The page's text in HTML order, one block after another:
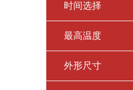
时间选择
最高温度
外形尺寸